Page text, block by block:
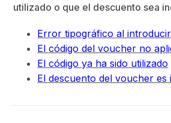
utilizado o que el descuento sea
Error tipográfico al
El código del voucher no
El código ya ha sido utilizado
El descuento del voucher